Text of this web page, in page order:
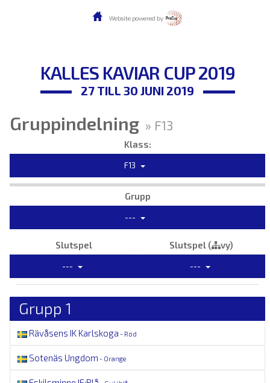
Website powered by
KALLES KAVIAR CUP 2019
27 TILL 30 JUNI 2019
Gruppindelning » F13
Klass:
F13
Grupp
---
Slutspel Slutspel ( vy)
--- ---
Grupp 1
Rävåsens IK Karlskoga - Röd
Sotenäs Ungdom - Orange